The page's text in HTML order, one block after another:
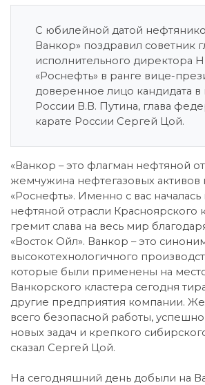
С юбилейной датой
Ванкор» поздравил советник
исполнительного директора
«Роснефть» в ранге вице-
доверенное лицо кандидата
России В.В. Путина, глава
карате России Сергей Цой.
«Ванкор – это флагман нефтяной
жемчужина нефтегазовых активов
«Роснефть». Именно с вас началась
нефтяной отрасли Красноярского
гремит слава на весь мир
«Восток Ойл». Ванкор – это
высокотехнологичного
которые были применены на
Ванкорского кластера сегодня
другие предприятия компании.
всего безопасной работы,
новых задач и крепкого
сказал Сергей Цой.
На сегодняшний день добыли на